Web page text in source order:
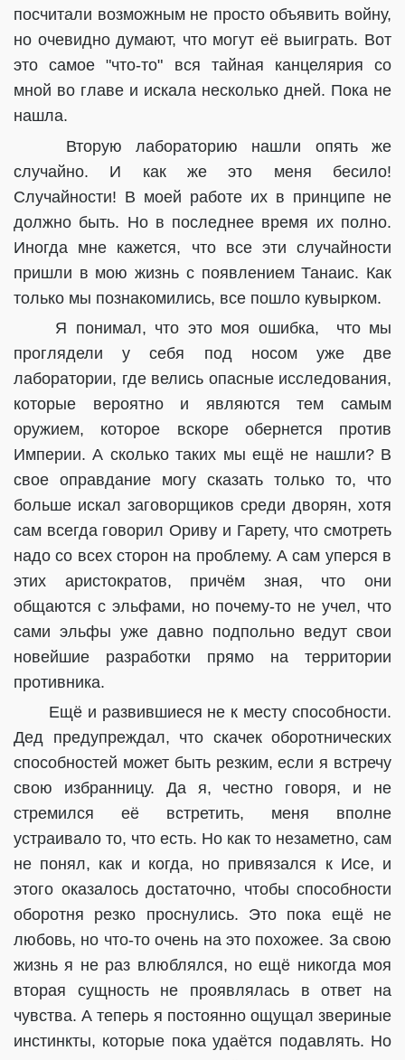
посчитали возможным не просто объявить войну,
но очевидно думают, что могут её выиграть. Вот
это самое "что-то" вся тайная канцелярия со
мной во главе и искала несколько дней. Пока не
нашла.
Вторую лабораторию нашли опять же
случайно. И как же это меня бесило!
Случайности! В моей работе их в принципе не
должно быть. Но в последнее время их полно.
Иногда мне кажется, что все эти случайности
пришли в мою жизнь с появлением Танаис. Как
только мы познакомились, все пошло кувырком.
Я понимал, что это моя ошибка, что мы
проглядели у себя под носом уже две
лаборатории, где велись опасные исследования,
которые вероятно и являются тем самым
оружием, которое вскоре обернется против
Империи. А сколько таких мы ещё не нашли? В
свое оправдание могу сказать только то, что
больше искал заговорщиков среди дворян, хотя
сам всегда говорил Ориву и Гарету, что смотреть
надо со всех сторон на проблему. А сам уперся в
этих аристократов, причём зная, что они
общаются с эльфами, но почему-то не учел, что
сами эльфы уже давно подпольно ведут свои
новейшие разработки прямо на территории
противника.
Ещё и развившиеся не к месту способности.
Дед предупреждал, что скачек оборотнических
способностей может быть резким, если я встречу
свою избранницу. Да я, честно говоря, и не
стремился её встретить, меня вполне
устраивало то, что есть. Но как то незаметно, сам
не понял, как и когда, но привязался к Исе, и
этого оказалось достаточно, чтобы способности
оборотня резко проснулись. Это пока ещё не
любовь, но что-то очень на это похожее. За свою
жизнь я не раз влюблялся, но ещё никогда моя
вторая сущность не проявлялась в ответ на
чувства. А теперь я постоянно ощущал звериные
инстинкты, которые пока удаётся подавлять. Но